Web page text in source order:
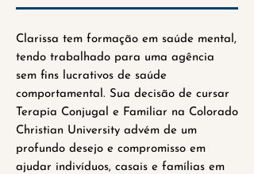
Clarissa tem formação em saúde mental,
tendo trabalhado para uma agência
sem fins lucrativos de saúde
comportamental. Sua decisão de cursar
Terapia Conjugal e Familiar na Colorado
Christian University advém de um
profundo desejo e compromisso em
ajudar indivíduos, casais e famílias em